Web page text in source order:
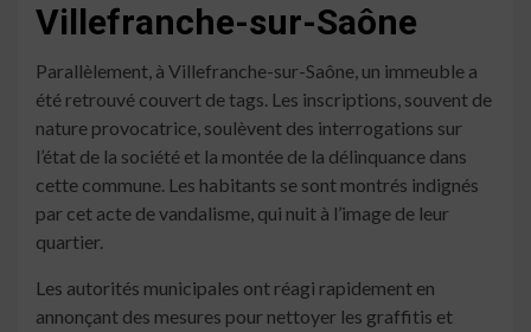
Villefranche-sur-Saône
Parallèlement, à Villefranche-sur-Saône, un immeuble a
été retrouvé couvert de tags. Les inscriptions, souvent de
nature provocatrice, soulèvent des interrogations sur
l’état de la société et la montée de la délinquance dans
cette commune. Les habitants se sont montrés indignés
par cet acte de vandalisme, qui nuit à l’image de leur
quartier.
Les autorités municipales ont réagi rapidement en
annonçant des mesures pour nettoyer les graffitis et